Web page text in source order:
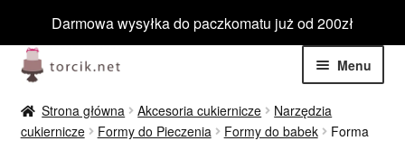
Darmowa wysyłka do paczkomatu już od 200zł
Przejdź
do
nawigacji
Przejdź
do
treści
Menu
Jadalne
menu
Strona główna Akcesoria cukiernicze
Narzędzia
cukiernicze
Formy do Pieczenia Formy do babek
Forma